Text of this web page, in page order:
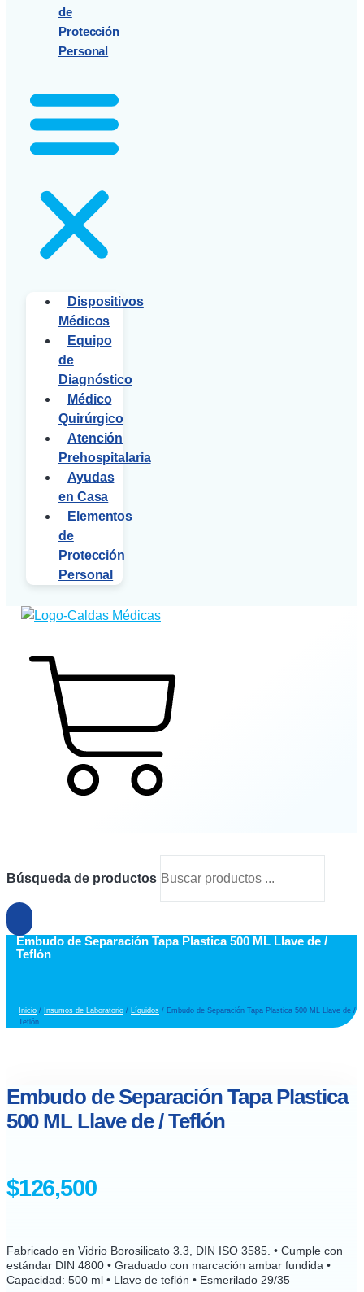
de
Protección
Personal
Dispositivos
Médicos
Equipo
de
Diagnóstico
Médico
Quirúrgico
Atención
Prehospitalaria
Ayudas
en Casa
Elementos
de
Protección
Personal
Búsqueda de productos
Embudo de Separación Tapa Plastica 500 ML Llave de /
Teflón
Inicio / Insumos de Laboratorio / Líquidos / Embudo de Separación Tapa Plastica 500 ML Llave de /
Teflón
Embudo de Separación Tapa Plastica
500 ML Llave de / Teflón
$126,500
Fabricado en Vidrio Borosilicato 3.3, DIN ISO 3585. • Cumple con
estándar DIN 4800 • Graduado con marcación ambar fundida •
Capacidad: 500 ml • Llave de teflón • Esmerilado 29/35